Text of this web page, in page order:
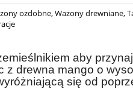
ozdobne,Wazony drewniane,
aby
z drewna mango o
się od